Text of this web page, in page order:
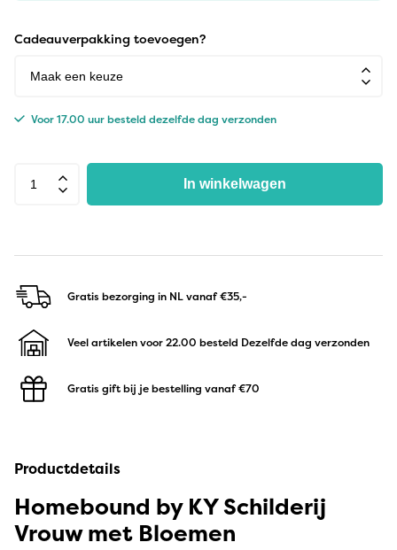
Cadeauverpakking toevoegen?
Voor 17.00 uur besteld dezelfde dag verzonden
In winkelwagen
Gratis bezorging in NLvanaf €35,-
Veel artikelen voor 22.00 besteld Dezelfde dag verzonden
Gratis gift bij je bestelling vanaf €70
Productdetails
Homebound by KY Schilderij
Vrouw met Bloemen